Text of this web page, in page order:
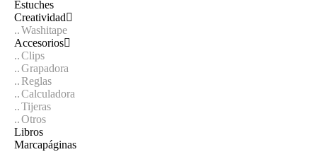
Estuches
Creatividad
Washitape
Accesorios
Clips
Grapadora
Reglas
Calculadora
Tijeras
Otros
Libros
Marcapáginas